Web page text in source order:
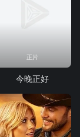
正片
今晚正好